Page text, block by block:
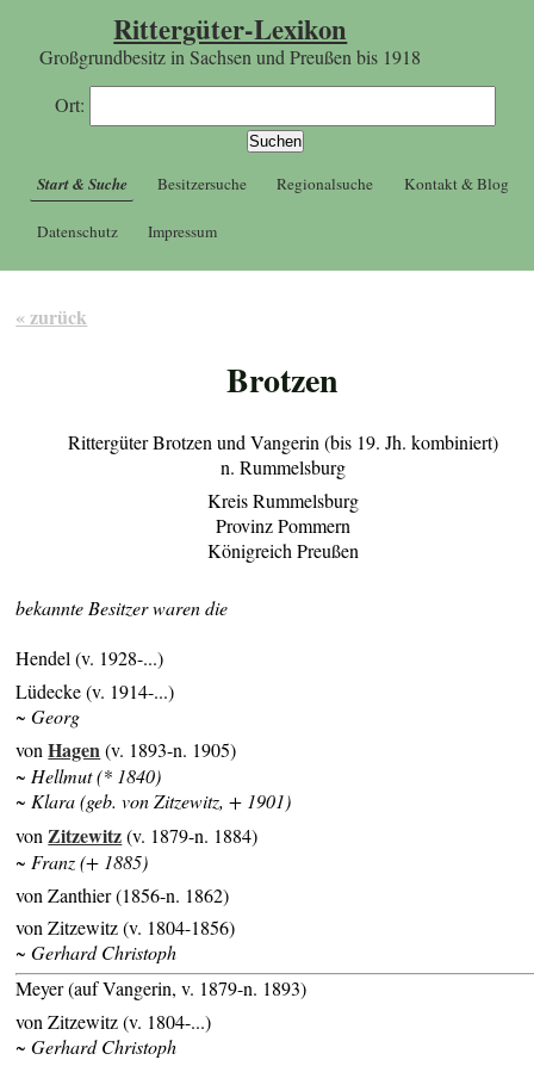
Rittergüter-Lexikon
Großgrundbesitz in Sachsen und Preußen bis 1918
Ort:
Start & Suche Besitzersuche Regionalsuche Kontakt & Blog
Datenschutz Impressum
« zurück
Brotzen
Rittergüter Brotzen und Vangerin (bis 19. Jh. kombiniert)
n. Rummelsburg
Kreis Rummelsburg
Provinz Pommern
Königreich Preußen
bekannte Besitzer waren die
Hendel (v. 1928-...)
Lüdecke (v. 1914-...)
~ Georg
vonHagen(v. 1893-n. 1905)
~ Hellmut (* 1840)
~ Klara (geb. von Zitzewitz, + 1901)
von Zitzewitz(v. 1879-n. 1884)
~ Franz (+ 1885)
von Zanthier (1856-n. 1862)
von Zitzewitz (v. 1804-1856)
~ Gerhard Christoph
Meyer (auf Vangerin, v. 1879-n. 1893)
von Zitzewitz (v. 1804-...)
~ Gerhard Christoph